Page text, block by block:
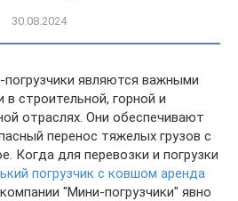
30.08.2024
являются важными
строительной, горной и
отраслях. Они обеспечивают
перенос тяжелых грузов с
Когда для перевозки и погрузки
погрузчик с ковшом аренда
"Мини-погрузчики" явно